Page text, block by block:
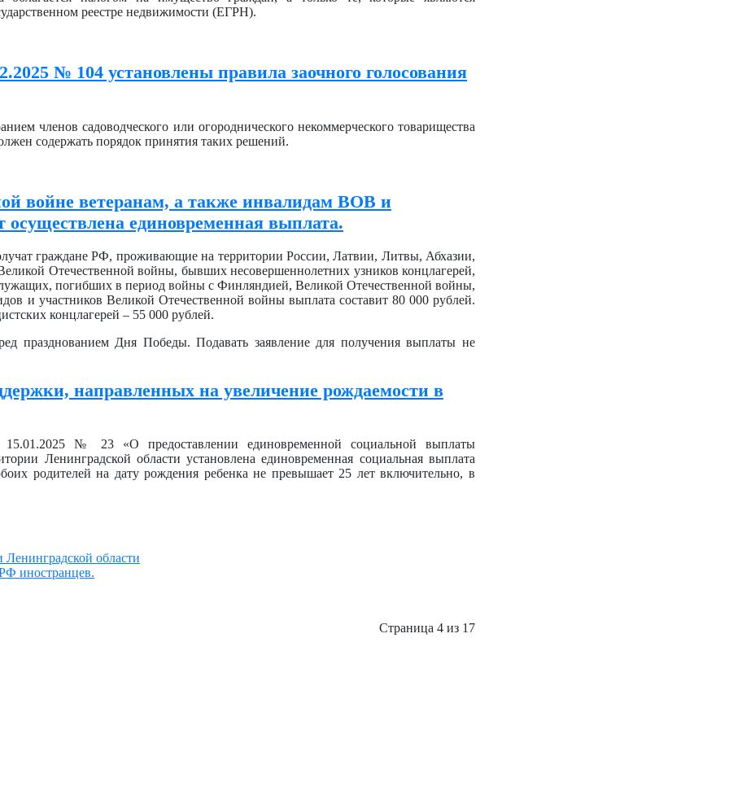
реестре недвижимости (ЕГРН).
№ 104 установлены правила заочного голосования
членов садоводческого или огороднического некоммерческого товарищества
содержать порядок принятия таких решений.
войне ветеранам, а также инвалидам ВОВ и
единовременная выплата.
граждане РФ, проживающие на территории России, Латвии, Литвы, Абхазии,
Отечественной войны, бывших несовершеннолетних узников концлагерей,
погибших в период войны с Финляндией, Великой Отечественной войны,
и участников Великой Отечественной войны выплата составит 80 000 рублей.
концлагерей – 55 000 рублей.
празднованием Дня Победы. Подавать заявление для получения выплаты не
направленных на увеличение рождаемости в
15.01.2025 № 23 «О предоставлении единовременной социальной выплаты
Ленинградской области установлена единовременная социальная выплата
родителей на дату рождения ребенка не превышает 25 лет включительно, в
области
иностранцев.
Страница 4 из 17